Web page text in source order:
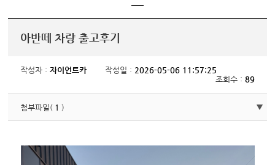
아반떼 차량 출고후기
작성자 :자이언트카 작성일 : 2026-05-06 11:57:25
조회수 : 89
첨부파일( 1 )